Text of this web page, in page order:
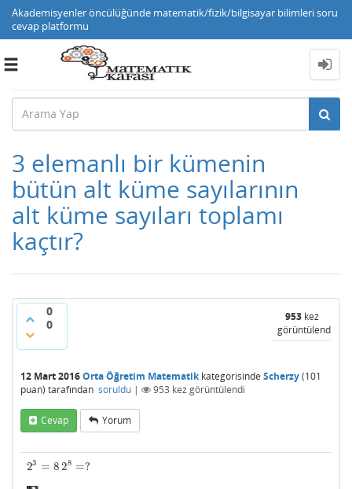
Akademisyenler öncülüğünde matematik/fizik/bilgisayar bilimleri soru
cevap platformu
Toggle
3 elemanlı bir kümenin
bütün alt küme sayılarının
alt küme sayıları toplamı
kaçtır?
0
0
953 kez
görüntülendi
12 Mart 2016Orta Öğretim Matematikkategorisinde Scherzy(101
puan) tarafından soruldu | 953 kez görüntülendi
Cevap Yorum
23 = 8
23 =8 28 =?
28 =?